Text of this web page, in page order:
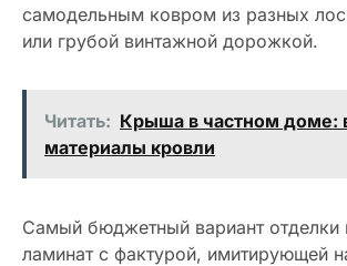
самодельным ковром из разных
или грубой винтажной дорожкой.
Читать: Крыша в частном доме:
материалы кровли
Самый бюджетный вариант отделки
ламинат с фактурой, имитирующей